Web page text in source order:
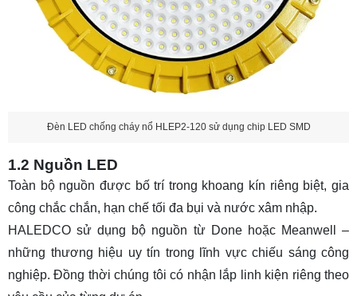
Đèn LED chống cháy nổ HLEP2-120 sử dụng chip LED SMD
1.2 Nguồn LED
Toàn bộ nguồn được bố trí trong khoang kín riêng biệt, gia
công chắc chắn, hạn chế tối đa bụi và nước xâm nhập.
HALEDCO sử dụng bộ nguồn từ Done hoặc Meanwell –
những thương hiệu uy tín trong lĩnh vực chiếu sáng công
nghiệp. Đồng thời chúng tôi có nhận lắp linh kiện riêng theo